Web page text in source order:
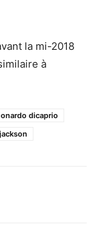
la mi-2018
à
dicaprio